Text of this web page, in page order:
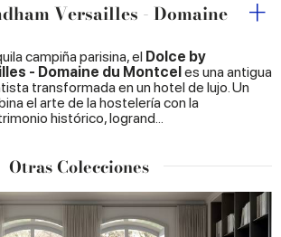
Versailles - Domaine
campiña parisina, el Dolce by
- Domaine du Montcel es una antigua
transformada en un hotel de lujo. Un
el arte de la hostelería con la
histórico, logrand...
Otras Colecciones